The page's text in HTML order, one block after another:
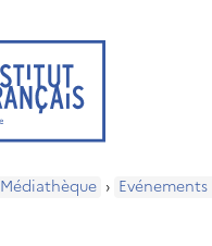
Médiathèque ›